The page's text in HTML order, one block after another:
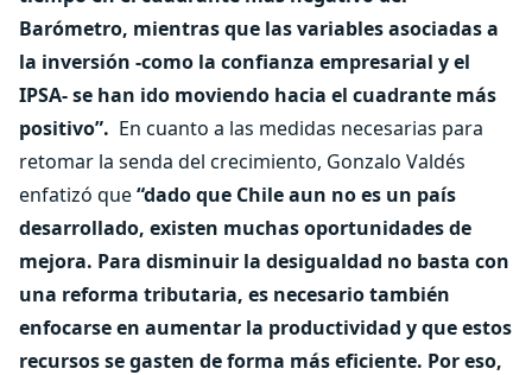
Barómetro, mientras que las variables asociadas a
la inversión -como la confianza empresarial y el
IPSA- se han ido moviendo hacia el cuadrante más
positivo”. En cuanto a las medidas necesarias para
retomar la senda del crecimiento, Gonzalo Valdés
enfatizó que“dado que Chile aun no es un país
desarrollado, existen muchas oportunidades de
mejora. Para disminuir la desigualdad no basta con
una reforma tributaria, es necesario también
enfocarse en aumentar la productividad y que estos
recursos se gasten de forma más eficiente. Por eso,